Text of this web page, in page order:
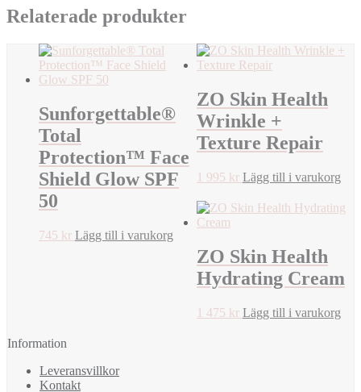
Relaterade produkter
Sunforgettable®
Total
Protection™ Face
Shield Glow SPF
50
745 kr Lägg till i varukorg
ZO Skin Health
Wrinkle +
Texture Repair
1 995 kr Lägg till i varukorg
ZO Skin Health
Hydrating Cream
1 475 kr Lägg till i varukorg
Information
Leveransvillkor
Kontakt